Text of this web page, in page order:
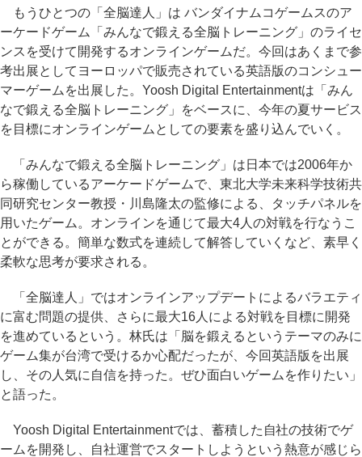
もうひとつの「全脳達人」は バンダイナムコゲームスのア
ーケードゲーム「みんなで鍛える全脳トレーニング」のライセ
ンスを受けて開発するオンラインゲームだ。今回はあくまで参
考出展としてヨーロッパで販売されている英語版のコンシュー
マーゲームを出展した。Yoosh Digital Entertainmentは「みん
なで鍛える全脳トレーニング」をベースに、今年の夏サービス
を目標にオンラインゲームとしての要素を盛り込んでいく。
「みんなで鍛える全脳トレーニング」は日本では2006年か
ら稼働しているアーケードゲームで、東北大学未来科学技術共
同研究センター教授・川島隆太の監修による、タッチパネルを
用いたゲーム。オンラインを通じて最大4人の対戦を行なうこ
とができる。簡単な数式を連続して解答していくなど、素早く
柔軟な思考が要求される。
「全脳達人」ではオンラインアップデートによるバラエティ
に富む問題の提供、さらに最大16人による対戦を目標に開発
を進めているという。林氏は「脳を鍛えるというテーマのみに
ゲーム集が台湾で受けるか心配だったが、今回英語版を出展
し、その人気に自信を持った。ぜひ面白いゲームを作りたい」
と語った。
Yoosh Digital Entertainmentでは、蓄積した自社の技術でゲ
ームを開発し、自社運営でスタートしようという熱意が感じら